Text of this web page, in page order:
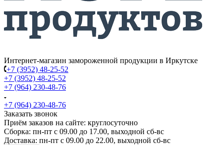
Интернет-магазин замороженной продукции в Иркутске
+7 (3952) 48-25-52
+7 (3952) 48-25-52
+7 (964) 230-48-76
+7 (964) 230-48-76
Заказать звонок
Приём заказов на сайте: круглосуточно
Сборка: пн-пт с 09.00 до 17.00, выходной сб-вс
Доставка: пн-пт с 09.00 до 22.00, выходной сб-вс